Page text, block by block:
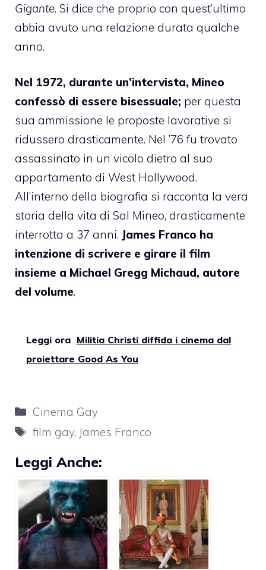
Gigante. Si dice che proprio con quest’ultimo
abbia avuto una relazione durata qualche
anno.
Nel 1972, durante un’intervista, Mineo
confessò di essere bisessuale; per questa
sua ammissione le proposte lavorative si
ridussero drasticamente. Nel ’76 fu trovato
assassinato in un vicolo dietro al suo
appartamento di West Hollywood.
All’interno della biografia si racconta la vera
storia della vita di Sal Mineo, drasticamente
interrotta a 37 anni. James Franco ha
intenzione di scrivere e girare il film
insieme a Michael Gregg Michaud, autore
del volume.
Leggi ora Militia Christi diffida i cinema dal
proiettare Good As You
Categorie
Cinema Gay
Tag
film gay, James Franco
Leggi Anche: